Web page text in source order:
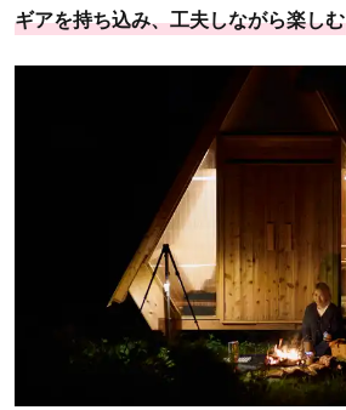
ギアを持ち込み、工夫しながら楽しむ